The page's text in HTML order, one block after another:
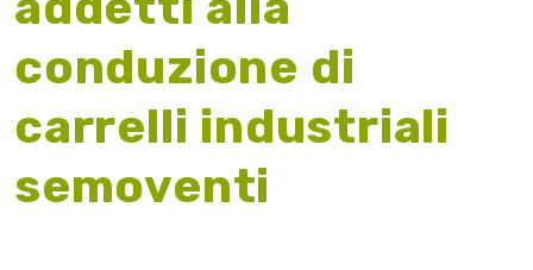
conduzione di
carrelli industriali
semoventi